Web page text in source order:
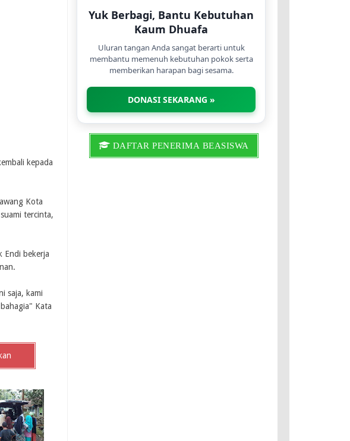
kepada
Kota
tercinta,
Endi bekerja
saja, kami
Kata
Yuk Berbagi, Bantu Kebutuhan
Kaum Dhuafa
Uluran tangan Anda sangat berarti untuk
membantu memenuh kebutuhan pokok serta
memberikan harapan bagi sesama.
DONASI SEKARANG »
DAFTAR PENERIMA BEASISWA